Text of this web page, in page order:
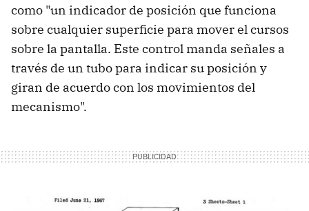
como "un indicador de posición que funciona
sobre cualquier superficie para mover el cursos
sobre la pantalla. Este control manda señales a
través de un tubo para indicar su posición y
giran de acuerdo con los movimientos del
mecanismo".